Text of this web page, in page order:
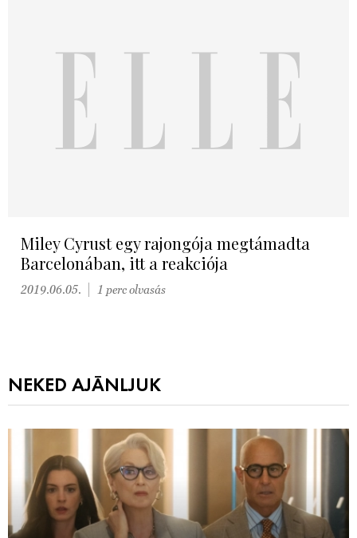
Miley Cyrust egy rajongója megtámadta
Barcelonában, itt a reakciója
2019.06.05. 1 perc olvasás
NEKED AJÁNLJUK